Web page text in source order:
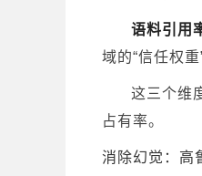
语料引用
域的“信任权重
这三个维
占有率。
消除幻觉：高